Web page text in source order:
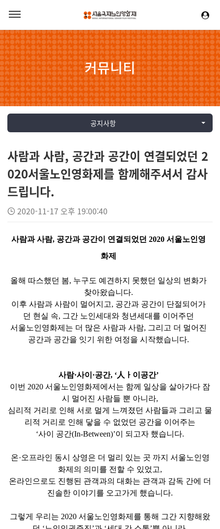
커뮤니티
공지사항
사람과 사람, 공간과 공간이 연결되었던 2
020서울노인영화제를 함께해주셔서 감사
드립니다.
2020-11-17 오후 19:00:40
사람과 사람, 공간과 공간이 연결되었던 2020 서울노인영
화제
올해 따스했던 봄, 누구도 예견하지 못했던 일상의 변화가
찾아왔습니다.
이후 사람과 사람이 멀어지고, 공간과 공간이 단절되어가
던 현실 속, 그간 노인세대와 청년세대를 이어주던
서울노인영화제는 더 많은 사람과 사람, 그리고 더 멀어진
공간과 공간을 잇기 위한 여정을 시작했습니다.
사람·사이 ·공간, ‘人 ㅏ 이공간’
이번 2020 서울노인영화제에서는 함께 일상을 살아가다 잠
시 멀어진 사람들 뿐 아니라,
심리적 거리로 인해 서로 멀게 느껴졌던 사람들과 그리고 물
리적 거리로 인해 닿을 수 없었던 공간을 이어주는
‘사이 공간(In-Between)’이 되고자 했습니다.
온·오프라인 동시 상영은 더 멀리 있는 곳 까지 서울노인영
화제의 의미를 전할 수 있었고,
온라인으로도 진행된 관객과의 대화는 관객과 감독 간에 더
진솔한 이야기를 오고가게 했습니다.
그렇게 우리는 2020 서울노인영화제를 통해 그간 지향해왔